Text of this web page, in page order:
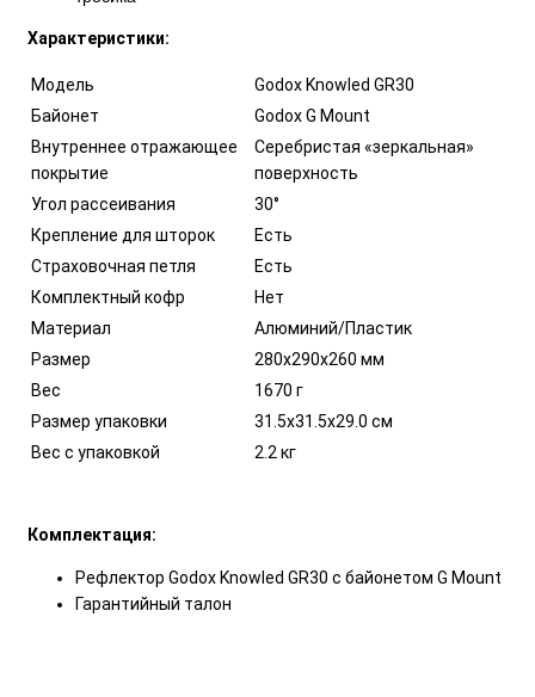
Характеристики:
Модель
Godox Knowled GR30
Байонет
Godox G Mount
Внутреннее отражающее
покрытие
Серебристая «зеркальная»
поверхность
Угол рассеивания
30°
Крепление для шторок
Есть
Страховочная петля
Есть
Комплектный кофр
Нет
Материал
Алюминий/Пластик
Размер
280х290х260 мм
Вес
1670 г
Размер упаковки
31.5х31.5х29.0 см
Вес с упаковкой
2.2 кг
Комплектация:
Рефлектор Godox Knowled GR30 с байонетом G Mount
Гарантийный талон